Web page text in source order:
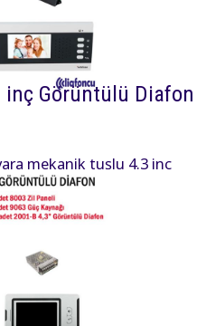
inç Görüntülü Diafon
mekanik tuşlu 4.3 inç
tuşlu zil paneli ve
paketi 34800₺ dir.